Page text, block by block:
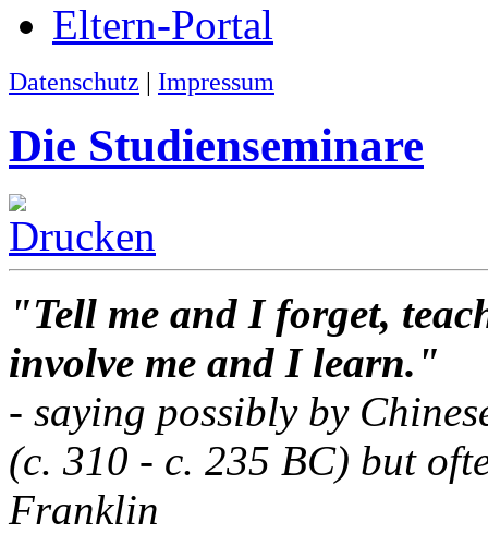
Eltern-Portal
Datenschutz | Impressum
Die Studienseminare
"Tell me and I forget,
involve me and I learn."
- saying possibly by
(c. 310 - c. 235 BC) but
Franklin